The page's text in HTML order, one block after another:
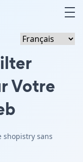
Votre
shopistry sans